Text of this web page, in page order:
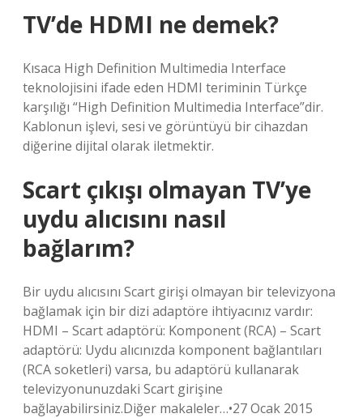
TV’de HDMI ne demek?
Kısaca High Definition Multimedia Interface
teknolojisini ifade eden HDMI teriminin Türkçe
karşılığı “High Definition Multimedia Interface”dir.
Kablonun işlevi, sesi ve görüntüyü bir cihazdan
diğerine dijital olarak iletmektir.
Scart çıkışı olmayan TV’ye
uydu alıcısını nasıl
bağlarım?
Bir uydu alıcısını Scart girişi olmayan bir televizyona
bağlamak için bir dizi adaptöre ihtiyacınız vardır:
HDMI – Scart adaptörü: Komponent (RCA) – Scart
adaptörü: Uydu alıcınızda komponent bağlantıları
(RCA soketleri) varsa, bu adaptörü kullanarak
televizyonunuzdaki Scart girişine
bağlayabilirsiniz.Diğer makaleler…•27 Ocak 2015